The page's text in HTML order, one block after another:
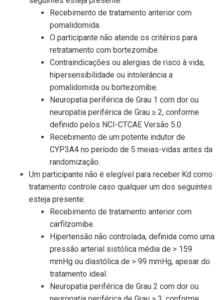
Recebimento de tratamento anterior com
pomalidomida.
O participante não atende os critérios para
retratamento com bortezomibe.
Contraindicações ou alergias de risco à vida,
hipersensibilidade ou intolerância a
pomalidomida ou bortezomibe.
Neuropatia periférica de Grau 1 com dor ou
neuropatia periférica de Grau ≥ 2, conforme
definido pelos NCI-CTCAE Versão 5.0.
Recebimento de um potente indutor de
CYP3A4 no período de 5 meias-vidas antes da
randomização.
Um participante não é elegível para receber Kd como
tratamento controle caso qualquer um dos seguintes
esteja presente:
Recebimento de tratamento anterior com
carfilzomibe.
Hipertensão não controlada, definida como uma
pressão arterial sistólica média de > 159
mmHg ou diastólica de > 99 mmHg, apesar do
tratamento ideal.
Neuropatia periférica de Grau 2 com dor ou